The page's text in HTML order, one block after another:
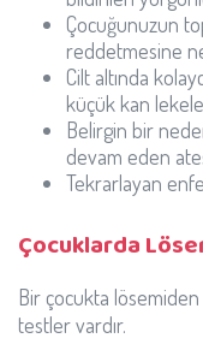
Çocuğunuzun
reddetmesine
Cilt altında
küçük kan
Belirgin bir
devam eden
Tekrarlayan
Çocuklarda
Bir çocukta lösemiden
testler vardır.